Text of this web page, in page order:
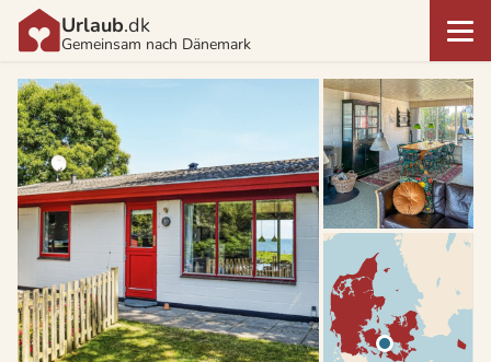
Urlaub.dk
Gemeinsam nach Dänemark